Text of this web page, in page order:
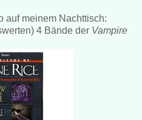
auf meinem Nachttisch:
4 Bände der Vampire